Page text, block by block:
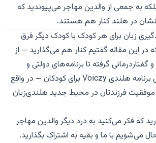
به جمعی از والدین مهاجر می‌پیوندید که
در هلند کنار هم هستند.
زبان برای هر کودک با کودک دیگر فرق
در این مقاله گفتیم کنار هم می‌گذارید — از
گرفته تا برنامه‌های دولتی و
برنامه هلندی Voiczy برای کودکان
— در واقع
موفقیت فرزندتان در محیط جدید هلندی‌زبان
که فکر می‌کنید به درد دیگر والدین مهاجر
می‌شویم با ما و بقیه به اشتراک بگذارید.